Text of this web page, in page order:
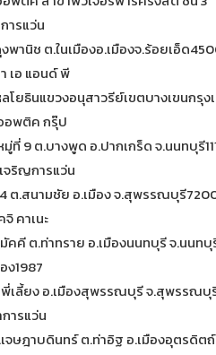
ารแว่น
พานิช ต.ในเมืองอ.เมืองจ.ร้อยเอ็ด
เอ แอนด์ พี
โยธินแขวงอนุสาวรีย์เขตบางเขนกรุ
อพติค กรุ๊ป
ที่ 9 ต.บางพูด อ.ปากเกร็ด จ.นนทบุรี
จริญการแว่น
ต.สนามชัย อ.เมือง จ.สุพรรณบุรี
คาเนะ
คคี ต.ท่าทราย อ.เมืองนนทบุรี จ.นนทบุ
ง1987
เลี้ยง อ.เมืองสุพรรณบุรี จ.สุพรรณบุ
ารแว่น
จษฎาบดินทร์ ต.ท่าอิฐ อ.เมืองอุตรดิต